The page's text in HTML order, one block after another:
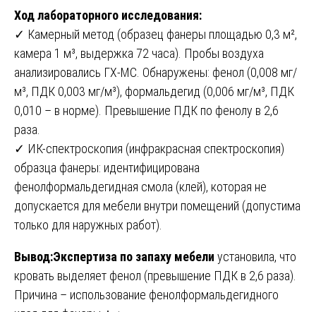
Ход лабораторного исследования:
✓ Камерный метод (образец фанеры площадью 0,3 м²,
камера 1 м³, выдержка 72 часа). Пробы воздуха
анализировались ГХ-МС. Обнаружены: фенол (0,008 мг/
м³, ПДК 0,003 мг/м³), формальдегид (0,006 мг/м³, ПДК
0,010 – в норме). Превышение ПДК по фенолу в 2,6
раза.
✓ ИК-спектроскопия (инфракрасная спектроскопия)
образца фанеры: идентифицирована
фенолформальдегидная смола (клей), которая не
допускается для мебели внутри помещений (допустима
только для наружных работ).
Вывод:Экспертиза по запаху мебели установила, что
кровать выделяет фенол (превышение ПДК в 2,6 раза).
Причина – использование фенолформальдегидного